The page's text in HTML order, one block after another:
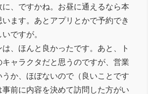
に、ですかね。お昼に通えるなら本
ます。あとアプリとかで予約でき
ですが。
、ほんと良かったです。あと、ト
キャラクタだと思うのですが、営業
うか、ほぼないので（良いことです
事前に内容を決めて訪問した方がい